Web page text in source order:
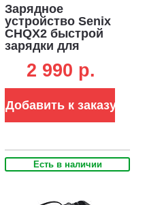
Зарядное
устройство Senix
CHQX2 быстрой
зарядки для
18В (4А)
2 990 p.
Добавить к заказу
Есть в наличии